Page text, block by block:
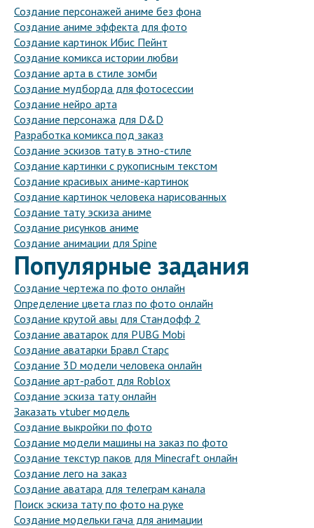
Создание персонажей аниме без фона
Создание аниме эффекта для фото
Создание картинок Ибис Пейнт
Создание комикса истории любви
Создание арта в стиле зомби
Создание мудборда для фотосессии
Создание нейро арта
Создание персонажа для D&D
Разработка комикса под заказ
Создание эскизов тату в этно-стиле
Создание картинки с рукописным текстом
Создание красивых аниме-картинок
Создание картинок человека нарисованных
Создание тату эскиза аниме
Создание рисунков аниме
Создание анимации для Spine
Популярные задания
Создание чертежа по фото онлайн
Определение цвета глаз по фото онлайн
Создание крутой авы для Стандофф 2
Создание аватарок для PUBG Mobi
Создание аватарки Бравл Старс
Создание 3D модели человека онлайн
Создание арт-работ для Roblox
Создание эскиза тату онлайн
Заказать vtuber модель
Создание выкройки по фото
Создание модели машины на заказ по фото
Создание текстур паков для Minecraft онлайн
Создание лего на заказ
Создание аватара для телеграм канала
Поиск эскиза тату по фото на руке
Создание модельки гача для анимации